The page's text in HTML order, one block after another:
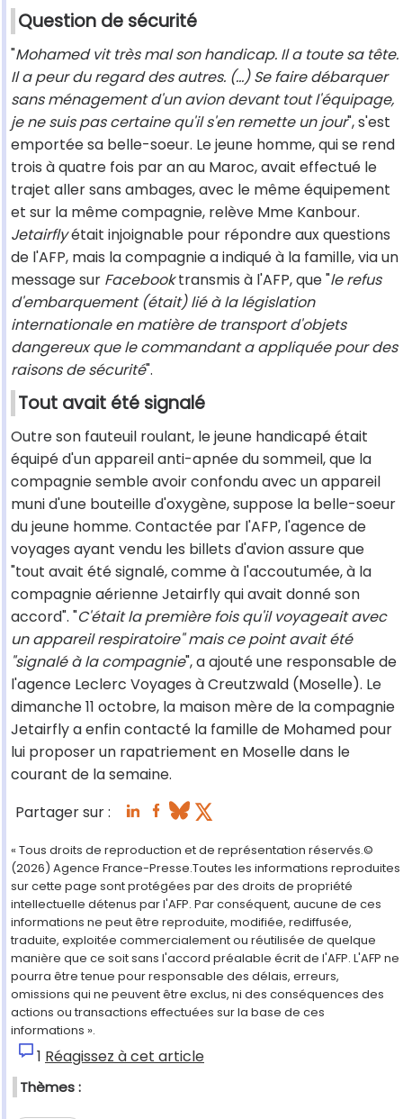
Question de sécurité
"Mohamed vit très mal son handicap. Il a toute sa tête.
Il a peur du regard des autres. (...) Se faire débarquer
sans ménagement d'un avion devant tout l'équipage,
je ne suis pas certaine qu'il s'en remette un jour", s'est
emportée sa belle-soeur. Le jeune homme, qui se rend
trois à quatre fois par an au Maroc, avait effectué le
trajet aller sans ambages, avec le même équipement
et sur la même compagnie, relève Mme Kanbour.
Jetairflyétait injoignable pour répondre aux questions
de l'AFP, mais la compagnie a indiqué à la famille, via un
message sur Facebooktransmis à l'AFP, que "le refus
d'embarquement (était) lié à la législation
internationale en matière de transport d'objets
dangereux que le commandant a appliquée pour des
raisons de sécurité".
Tout avait été signalé
Outre son fauteuil roulant, le jeune handicapé était
équipé d'un appareil anti-apnée du sommeil, que la
compagnie semble avoir confondu avec un appareil
muni d'une bouteille d'oxygène, suppose la belle-soeur
du jeune homme. Contactée par l'AFP, l'agence de
voyages ayant vendu les billets d'avion assure que
"tout avait été signalé, comme à l'accoutumée, à la
compagnie aérienne Jetairfly qui avait donné son
accord". "C'était la première fois qu'il voyageait avec
un appareil respiratoire" mais ce point avait été
"signalé à la compagnie", a ajouté une responsable de
l'agence Leclerc Voyages à Creutzwald (Moselle). Le
dimanche 11 octobre, la maison mère de la compagnie
Jetairfly a enfin contacté la famille de Mohamed pour
lui proposer un rapatriement en Moselle dans le
courant de la semaine.
Partager sur :
« Tous droits de reproduction et de représentation réservés.©
(2026) Agence France-Presse.Toutes les informations reproduites
sur cette page sont protégées par des droits de propriété
intellectuelle détenus par l'AFP. Par conséquent, aucune de ces
informations ne peut être reproduite, modifiée, rediffusée,
traduite, exploitée commercialement ou réutilisée de quelque
manière que ce soit sans l'accord préalable écrit de l'AFP. L'AFP ne
pourra être tenue pour responsable des délais, erreurs,
omissions qui ne peuvent être exclus, ni des conséquences des
actions ou transactions effectuées sur la base de ces
informations ».
1 Réagissez à cet article
Thèmes :